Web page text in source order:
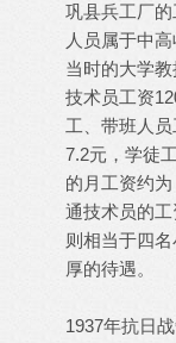
巩县兵工厂
人员属于中
当时的大学
技术员工资
工、带班人
7.2元，学徒
的月工资约
通技术员的
则相当于四
厚的待遇。
1937年抗日